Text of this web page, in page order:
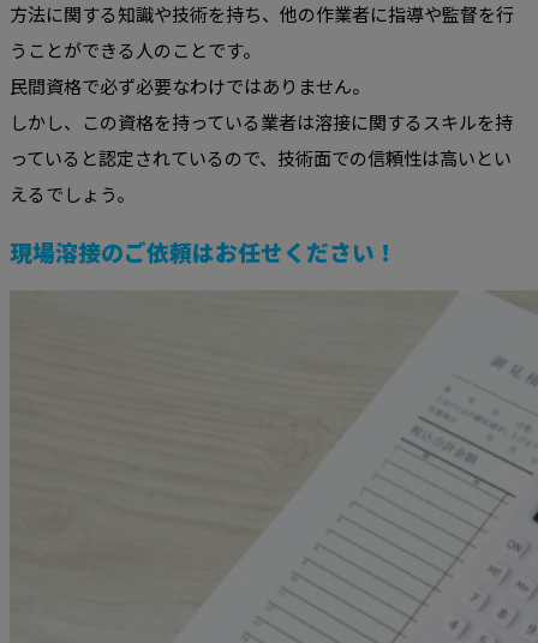
方法に関する知識や技術を持ち、他の作業者に指導や監督を行
うことができる人のことです。
民間資格で必ず必要なわけではありません。
しかし、この資格を持っている業者は溶接に関するスキルを持
っていると認定されているので、技術面での信頼性は高いとい
えるでしょう。
現場溶接のご依頼はお任せください！